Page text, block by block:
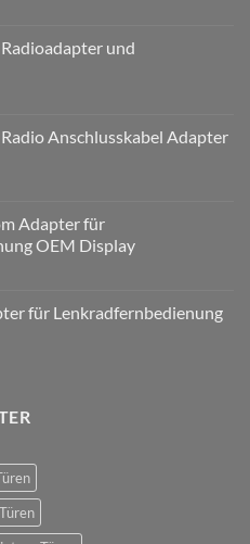
und
Anschlusskabel Adapter
Adapter für
OEM Display
für Lenkradfernbedienung